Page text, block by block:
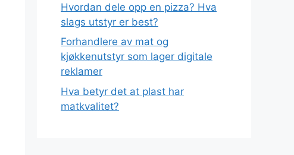
Hvordan dele opp en pizza? Hva
slags utstyr er best?
Forhandlere av mat og
kjøkkenutstyr som lager digitale
reklamer
Hva betyr det at plast har
matkvalitet?